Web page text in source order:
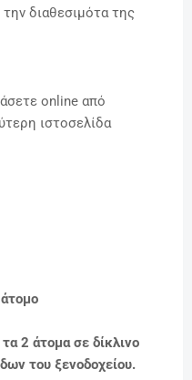
διαθεσιμότα της
online από
ιστοσελίδα
2 άτομα σε δίκλινο
του ξενοδοχείου.